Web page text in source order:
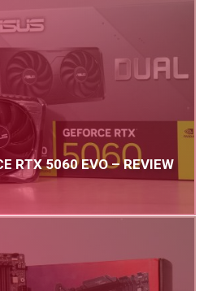
RTX 5060 EVO – REVIEW